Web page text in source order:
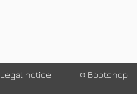
© Bootshop
Legal notice